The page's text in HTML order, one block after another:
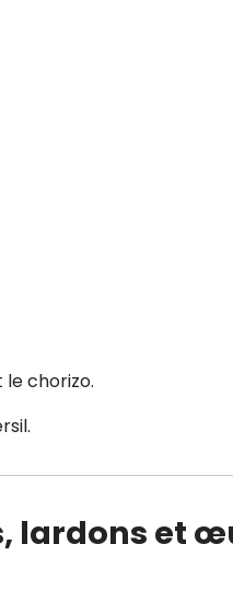
le chorizo.
lardons et